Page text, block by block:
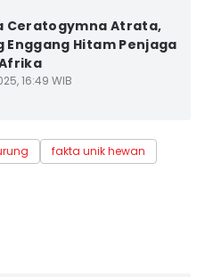
Ceratogymna Atrata,
Enggang Hitam Penjaga
16:49 WIB
fakta unik hewan